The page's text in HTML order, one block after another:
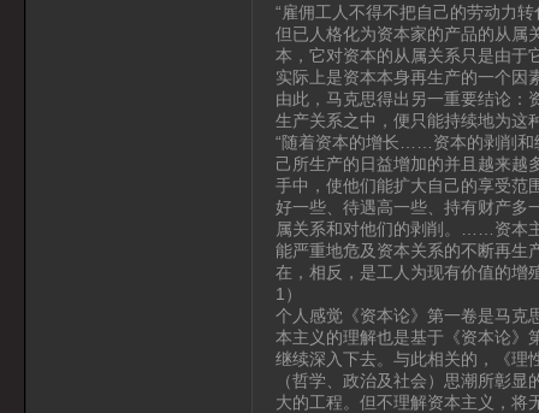
“雇佣工人不得不把自己的劳动力
但已人格化为资本家的产品的从
本，它对资本的从属关系只是由于
实际上是资本本身再生产的一个
由此，马克思得出另一重要结论：
生产关系之中，便只能持续地为这
“随着资本的增长……资本的剥削和
己所生产的日益增加的并且越来越
手中，使他们能扩大自己的享受范
好一些、待遇高一些、持有财产多
属关系和对他们的剥削。……资本
能严重地危及资本关系的不断再生
在，相反，是工人为现有价值的增
1）
个人感觉《资本论》第一卷是马克
本主义的理解也是基于《资本论》
继续深入下去。与此相关的，《理
（哲学、政治及社会）思潮所彰
大的工程。但不理解资本主义，将